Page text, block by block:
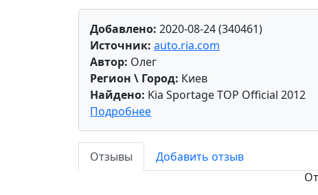
Добавлено: 2020-08-24 (340461)
Источник: auto.ria.com
Автор: Олег
Регион \ Город: Киев
Найдено: Kia Sportage TOP Official 2012
Подробнее
Отзывы
Добавить отзыв